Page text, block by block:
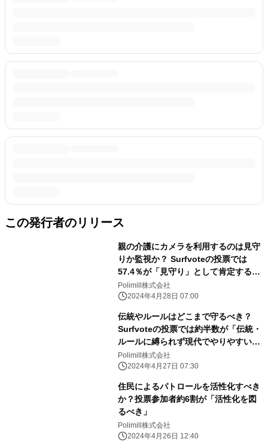
この発行者のリリース
親の介護にカメラを利用するのは見守
りか監視か？ Surfvoteの投票では
57.4％が「見守り」として肯定する一
方、31.1％は親子の関係性によっては
「監視になる」として心配する声が寄
Polimill株式会社
2024年4月28日 07:00
伝統やルールはどこまで守るべき？
Surfvoteの投票では約半数が「伝統・
ルールに縛られず現代でやりやすい・
楽しみやすいかたちに変える方がよ
い」と回答。「伝統やルールをできる
Polimill株式会社
2024年4月27日 07:30
住民によるパトロールを活性化すべき
か？投票参加者約6割が「活性化を図
るべき」
Polimill株式会社
2024年4月26日 12:40